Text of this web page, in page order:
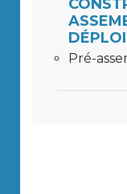
Pré-